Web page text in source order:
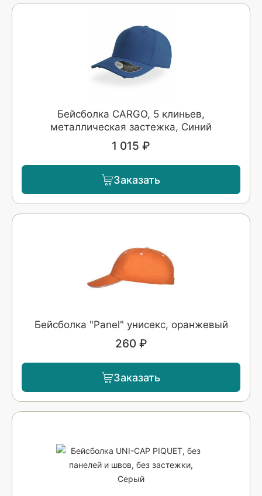
Бейсболка CARGO, 5 клиньев,
металлическая застежка, Синий
1 015 ₽
Заказать
Бейсболка "Panel" унисекс, оранжевый
260 ₽
Заказать